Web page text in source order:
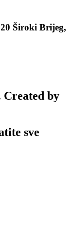
Široki Brijeg,
by
sve